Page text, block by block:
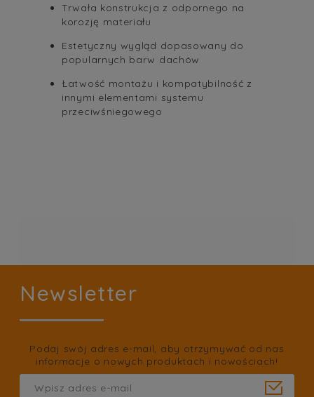
Trwała konstrukcja z odpornego na
korozję materiału
Estetyczny wygląd dopasowany do
popularnych barw dachów
Łatwość montażu i kompatybilność z
innymi elementami systemu
przeciwśniegowego
Newsletter
Podaj swój adres e-mail, aby otrzymywać od nas
informacje o nowych produktach i nowościach!